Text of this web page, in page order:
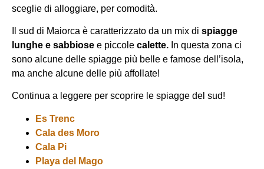
sceglie di alloggiare, per comodità.
Il sud di Maiorca è caratterizzato da un mix di spiagge
lunghe e sabbiose e piccole calette. In questa zona ci
sono alcune delle spiagge più belle e famose dell’isola,
ma anche alcune delle più affollate!
Continua a leggere per scoprire le spiagge del sud!
Es Trenc
Cala des Moro
Cala Pi
Playa del Mago